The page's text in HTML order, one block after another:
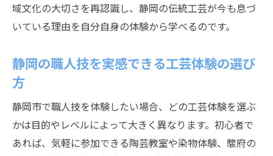
長
職人の目線で考える静岡ものづくりの未来
職人修行の始め方と静岡での最適な選択肢
ント
職人を目指すなら知っておきたい静岡修行
情報
域文化の大切さを再認識し、静岡の伝統工芸が今も息づ
いている理由を自分自身の体験から学べるのです。
静岡の職人技を実感できる工芸体験の選び
方
静岡市で職人技を体験したい場合、どの工芸体験を選ぶ
かは目的やレベルによって大きく異なります。初心者で
あれば、気軽に参加できる陶芸教室や染物体験、駿府の